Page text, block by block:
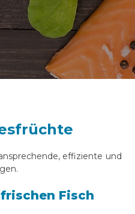
effiziente und
Fisch